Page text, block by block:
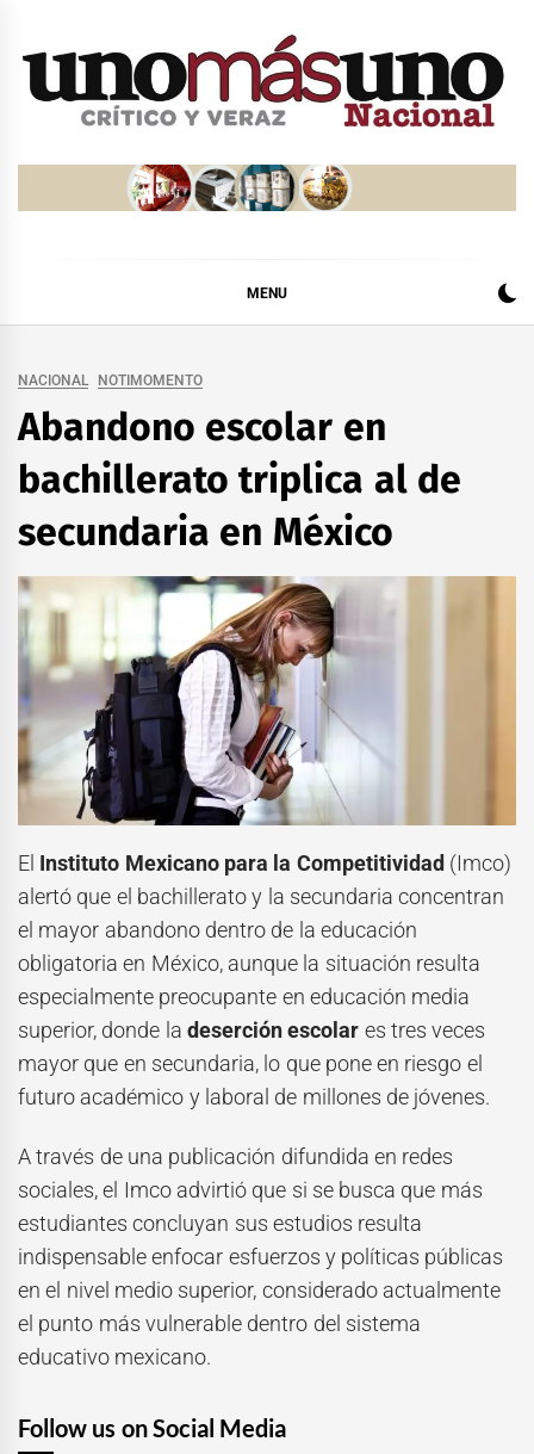
MENU
NACIONAL NOTIMOMENTO
Abandono escolar en
bachillerato triplica al de
secundaria en México
El Instituto Mexicano para la Competitividad (Imco)
alertó que el bachillerato y la secundaria concentran
el mayor abandono dentro de la educación
obligatoria en México, aunque la situación resulta
especialmente preocupante en educación media
superior, donde la deserción escolar es tres veces
mayor que en secundaria, lo que pone en riesgo el
futuro académico y laboral de millones de jóvenes.
A través de una publicación difundida en redes
sociales, el Imco advirtió que si se busca que más
estudiantes concluyan sus estudios resulta
indispensable enfocar esfuerzos y políticas públicas
en el nivel medio superior, considerado actualmente
el punto más vulnerable dentro del sistema
educativo mexicano.
Follow us on Social Media